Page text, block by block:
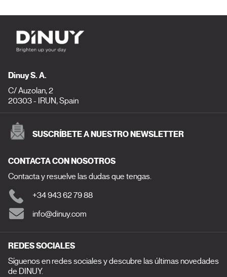
Dinuy S. A.
C/ Auzolan, 2
20303 - IRUN, Spain
SUSCRÍBETE A NUESTRO NEWSLETTER
CONTACTA CON NOSOTROS
Contacta y resuelve las dudas que tengas.
+34 943 62 79 88
info@dinuy.com
REDES SOCIALES
Síguenos en redes sociales y descubre las últimas novedades
de DINUY.